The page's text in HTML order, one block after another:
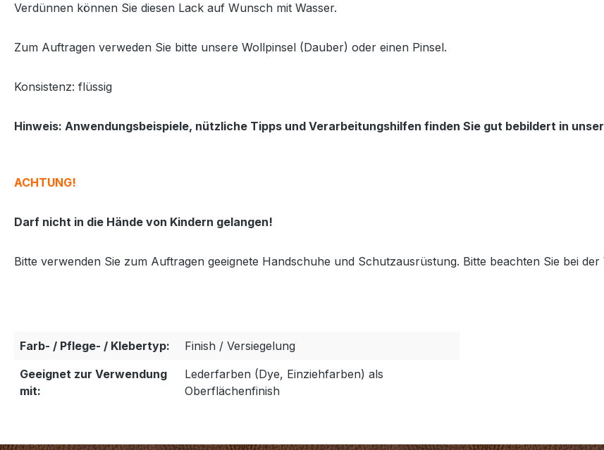
Verdünnen können Sie diesen Lack auf Wunsch mit Wasser.
Zum Auftragen verweden Sie bitte unsere Wollpinsel (Dauber) oder einen Pinsel.
Konsistenz: flüssig
Hinweis: Anwendungsbeispiele, nützliche Tipps und Verarbeitungshilfen finden Sie gut bebildert in
ACHTUNG!
Darf nicht in die Hände von Kindern gelangen!
Bitte verwenden Sie zum Auftragen geeignete Handschuhe und Schutzausrüstung. Bitte beachten Sie bei
Farb- / Pflege- / Klebertyp:
Finish / Versiegelung
Geeignet zur Verwendung
mit:
Lederfarben (Dye, Einziehfarben) als
Oberflächenfinish